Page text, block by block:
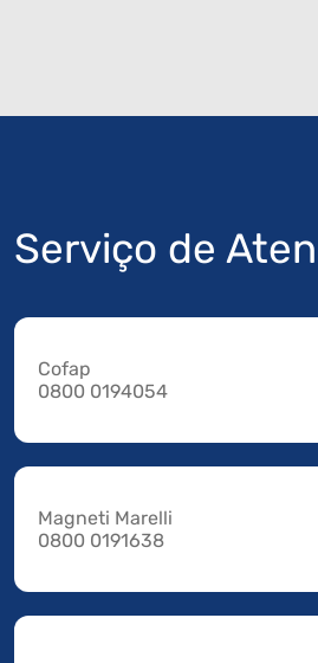
Serviço de
Cofap
0800 0194054
Magneti Marelli
0800 0191638